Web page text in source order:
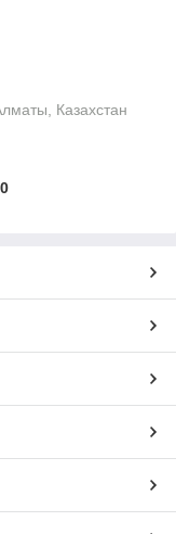
Казахстан